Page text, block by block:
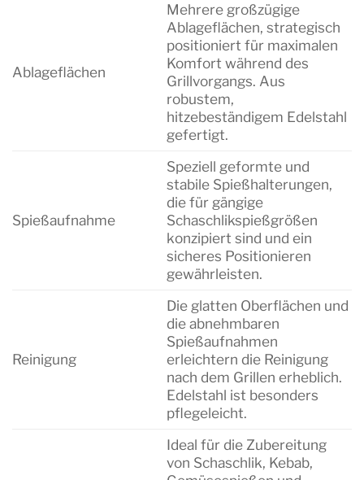
Ablageflächen
Mehrere großzügige
Ablageflächen, strategisch
positioniert für maximalen
Komfort während des
Grillvorgangs. Aus
robustem,
hitzebeständigem Edelstahl
gefertigt.
Spießaufnahme
Speziell geformte und
stabile Spießhalterungen,
die für gängige
Schaschlikspießgrößen
konzipiert sind und ein
sicheres Positionieren
gewährleisten.
Reinigung
Die glatten Oberflächen und
die abnehmbaren
Spießaufnahmen
erleichtern die Reinigung
nach dem Grillen erheblich.
Edelstahl ist besonders
pflegeleicht.
Ideal für die Zubereitung
von Schaschlik, Kebab,